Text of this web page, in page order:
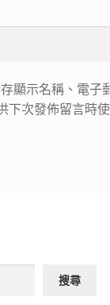
顯示名稱、電子
下次發佈留言時使
搜尋